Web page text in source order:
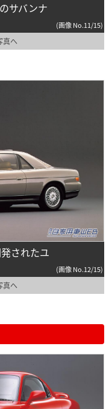
サバンナ
(画像 No.11/15)
真へ
されたユ
(画像 No.12/15)
真へ